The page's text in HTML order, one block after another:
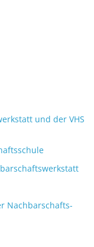
und der VHS
Nachbarschafts-